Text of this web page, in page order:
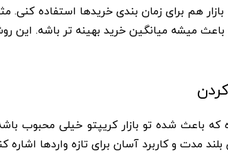
هم برای زمان بندی خریدها استفاده کنی.
که باعث شده تو بازار کریپتو خیلی
و کاربرد آسان برای تازه واردها اشاره